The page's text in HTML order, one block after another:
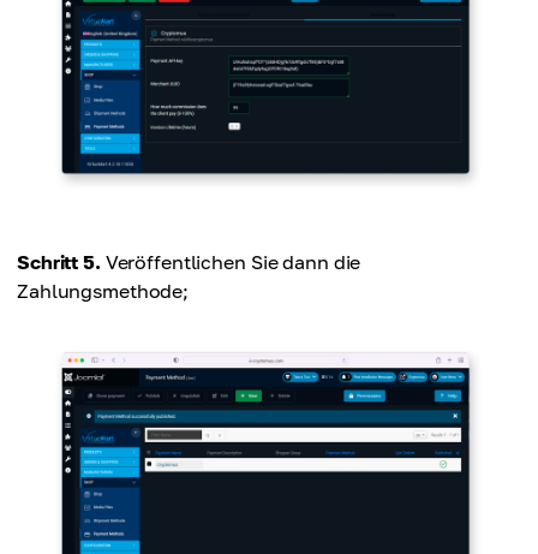
Schritt 5. Veröffentlichen Sie dann die
Zahlungsmethode;